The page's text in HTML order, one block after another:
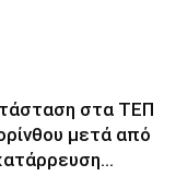
στα ΤΕΠ
μετά από